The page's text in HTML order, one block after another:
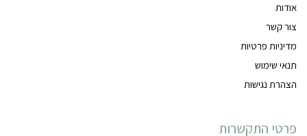
אודות
צור קשר
מדיניות פרטיות
תנאי שימוש
הצהרת נגישות
פרטי התקשרות